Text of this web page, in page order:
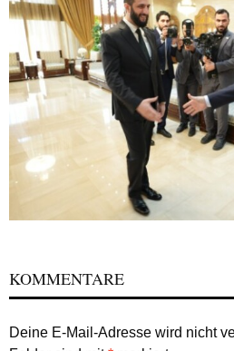
KOMMENTARE
Deine E-Mail-Adresse wird nicht